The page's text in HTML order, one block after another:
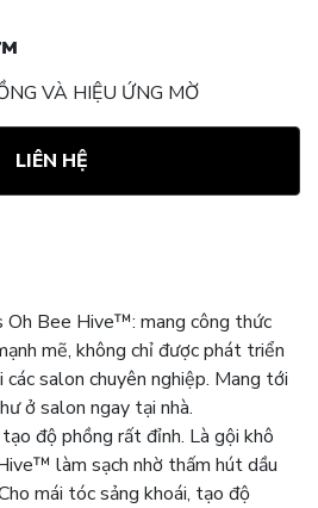
VÀ HIỆU ỨNG MỜ
LIÊN HỆ
Oh Bee Hive™: mang công thức
mẽ, không chỉ được phát triển
salon chuyên nghiệp. Mang tới
ở salon ngay tại nhà.
độ phồng rất đỉnh. Là gội khô
làm sạch nhờ thấm hút dầu
mái tóc sảng khoái, tạo độ